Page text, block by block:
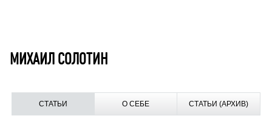
МИХАИЛ СОЛОТИН
СТАТЬИ О СЕБЕ СТАТЬИ (АРХИВ)